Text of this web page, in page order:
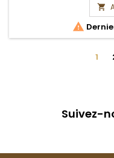


1
Suivez-